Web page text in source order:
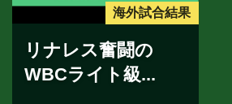
海外試合結果
リナレス奮闘の
WBCライト級...